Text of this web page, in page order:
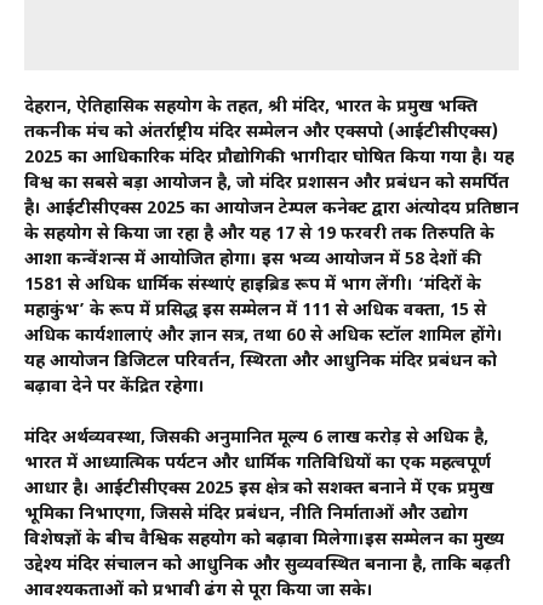
देहरादून, ऐतिहासिक सहयोग के तहत, श्री मंदिर, भारत के प्रमुख भक्ति
तकनीक मंच को अंतर्राष्ट्रीय मंदिर सम्मेलन और एक्सपो (आईटीसीएक्स)
2025 का आधिकारिक मंदिर प्रौद्योगिकी भागीदार घोषित किया गया है। यह
विश्व का सबसे बड़ा आयोजन है, जो मंदिर प्रशासन और प्रबंधन को समर्पित
है। आईटीसीएक्स 2025 का आयोजन टेम्पल कनेक्ट द्वारा अंत्योदय प्रतिष्ठान
के सहयोग से किया जा रहा है और यह 17 से 19 फरवरी तक तिरुपति के
आशा कन्वेंशन्स में आयोजित होगा। इस भव्य आयोजन में 58 देशों की
1581 से अधिक धार्मिक संस्थाएं हाइब्रिड रूप में भाग लेंगी। ‘मंदिरों के
महाकुंभ’ के रूप में प्रसिद्ध इस सम्मेलन में 111 से अधिक वक्ता, 15 से
अधिक कार्यशालाएं और ज्ञान सत्र, तथा 60 से अधिक स्टॉल शामिल होंगे।
यह आयोजन डिजिटल परिवर्तन, स्थिरता और आधुनिक मंदिर प्रबंधन को
बढ़ावा देने पर केंद्रित रहेगा।
मंदिर अर्थव्यवस्था, जिसकी अनुमानित मूल्य ₹6 लाख करोड़ से अधिक है,
भारत में आध्यात्मिक पर्यटन और धार्मिक गतिविधियों का एक महत्वपूर्ण
आधार है। आईटीसीएक्स 2025 इस क्षेत्र को सशक्त बनाने में एक प्रमुख
भूमिका निभाएगा, जिससे मंदिर प्रबंधन, नीति निर्माताओं और उद्योग
विशेषज्ञों के बीच वैश्विक सहयोग को बढ़ावा मिलेगा।इस सम्मेलन का मुख्य
उद्देश्य मंदिर संचालन को आधुनिक और सुव्यवस्थित बनाना है, ताकि बढ़ती
आवश्यकताओं को प्रभावी ढंग से पूरा किया जा सके।